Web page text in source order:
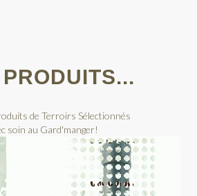
de Terroirs Sélectionnés
soin au Gard'manger!